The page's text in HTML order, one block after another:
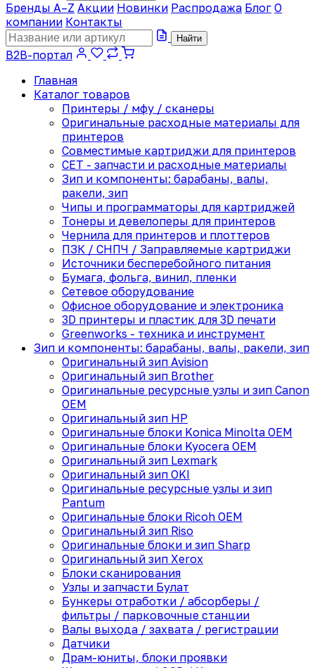
Бренды A–Z Акции Новинки Распродажа Блог О
компании Контакты
Найти
B2B-портал
Главная
Каталог товаров
Принтеры / мфу / сканеры
Оригинальные расходные материалы для
принтеров
Совместимые картриджи для принтеров
CET - запчасти и расходные материалы
Зип и компоненты: барабаны, валы,
ракели, зип
Чипы и программаторы для картриджей
Тонеры и девелоперы для принтеров
Чернила для принтеров и плоттеров
ПЗК / СНПЧ / Заправляемые картриджи
Источники бесперебойного питания
Бумага, фольга, винил, пленки
Сетевое оборудование
Офисное оборудование и электроника
3D принтеры и пластик для 3D печати
Greenworks - техника и инструмент
Зип и компоненты: барабаны, валы, ракели, зип
Оригинальный зип Avision
Оригинальный зип Brother
Оригинальные ресурсные узлы и зип Canon
OEM
Оригинальный зип HP
Оригинальные блоки Konica Minolta OEM
Оригинальные блоки Kyocera OEM
Оригинальный зип Lexmark
Оригинальный зип OKI
Оригинальные ресурсные узлы и зип
Pantum
Оригинальные блоки Ricoh OEM
Оригинальный зип Riso
Оригинальные блоки и зип Sharp
Оригинальный зип Xerox
Блоки сканирования
Узлы и запчасти Булат
Бункеры отработки / абсорберы /
фильтры / парковочные станции
Валы выхода / захвата / регистрации
Датчики
Драм-юниты, блоки проявки